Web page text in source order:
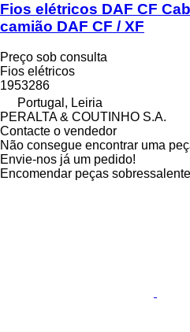
Fios elétricos DAF CF
camião DAF CF / XF
Preço sob consulta
Fios elétricos
1953286
Portugal, Leiria
PERALTA & COUTINHO S.A.
Contacte o vendedor
Não consegue encontrar uma
Envie-nos já um pedido!
Encomendar peças